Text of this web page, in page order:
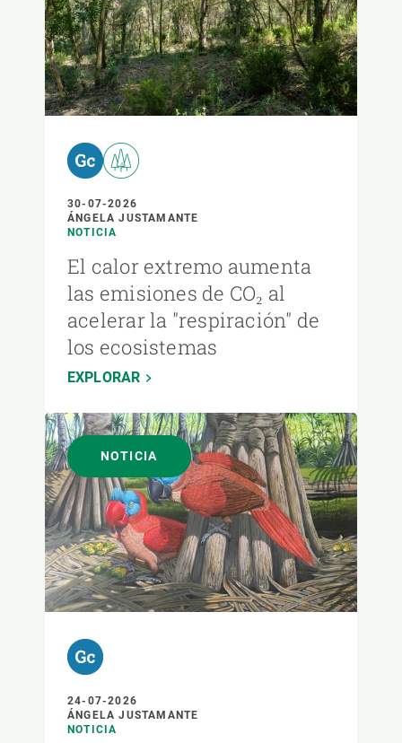
30-07-2026
ÁNGELA JUSTAMANTE
NOTICIA
El calor extremo aumenta
las emisiones de CO₂ al
acelerar la "respiración" de
los ecosistemas
EXPLORAR
NOTICIA
24-07-2026
ÁNGELA JUSTAMANTE
NOTICIA